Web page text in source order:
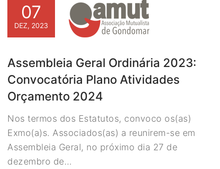
07
DEZ, 2023
Assembleia Geral Ordinária 2023:
Convocatória Plano Atividades
Orçamento 2024
Nos termos dos Estatutos, convoco os(as)
Exmo(a)s. Associados(as) a reunirem-se em
Assembleia Geral, no próximo dia 27 de
dezembro de…